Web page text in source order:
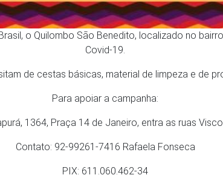
o Quilombo São Benedito, localizado no
Covid-19.
de cestas básicas, material de limpeza e de
Para apoiar a campanha:
1364, Praça 14 de Janeiro, entra as ruas
Contato: 92-99261-7416 Rafaela Fonseca
PIX: 611.060.462-34